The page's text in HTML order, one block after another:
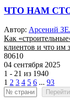
ЧТО НАМ
Автор: Арсений
Как
клиентов и что им
80610
04 сентября 2025
1 - 21 из 1940
1 2 3 4 5 6 ... 93
Перейти